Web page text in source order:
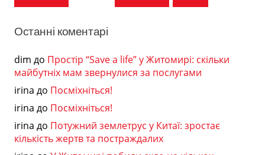
Останні коментарі
dim до Простір “Save a life” у Житомирі: скільки
майбутніх мам звернулися за послугами
irina до Посміхніться!
irina до Посміхніться!
irina до Потужний землетрус у Китаї: зростає
кількість жертв та постраждалих